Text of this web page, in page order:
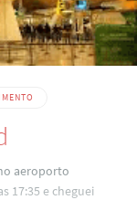
aeroporto
17:35 e cheguei